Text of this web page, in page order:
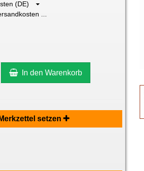
(DE)
...
In den Warenkorb
setzen